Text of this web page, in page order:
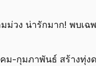
วง น่ารักมาก! พบเฉ
ม-กุมภาพันธ์ สร้างทุ่ง